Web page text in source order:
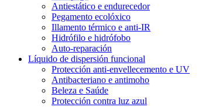
Antiestático e endurecedor
Pegamento ecolóxico
Illamento térmico e anti-IR
Hidrófilo e hidrófobo
Auto-reparación
Líquido de dispersión funcional
Protección anti-envellecemento e UV
Antibacteriano e antimoho
Beleza e Saúde
Protección contra luz azul